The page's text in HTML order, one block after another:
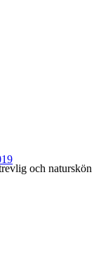
och naturskön